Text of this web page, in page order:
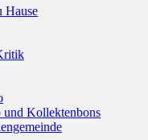
Hause
und Kollektenbons